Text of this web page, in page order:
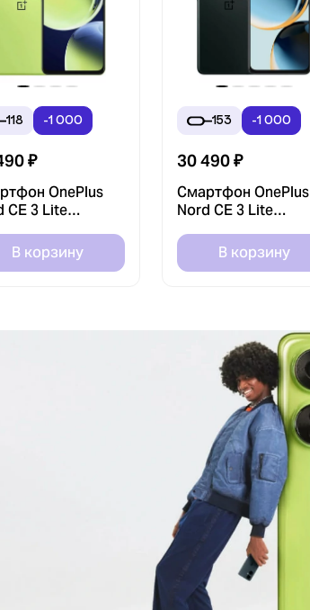
118 -1 000
₽
OnePlus
CE 3 Lite
Lime)
В корзину
153 -1 000
30 490₽
Смартфон OnePlus
Nord CE 3 Lite
(Chromatic Gray)
В корзину